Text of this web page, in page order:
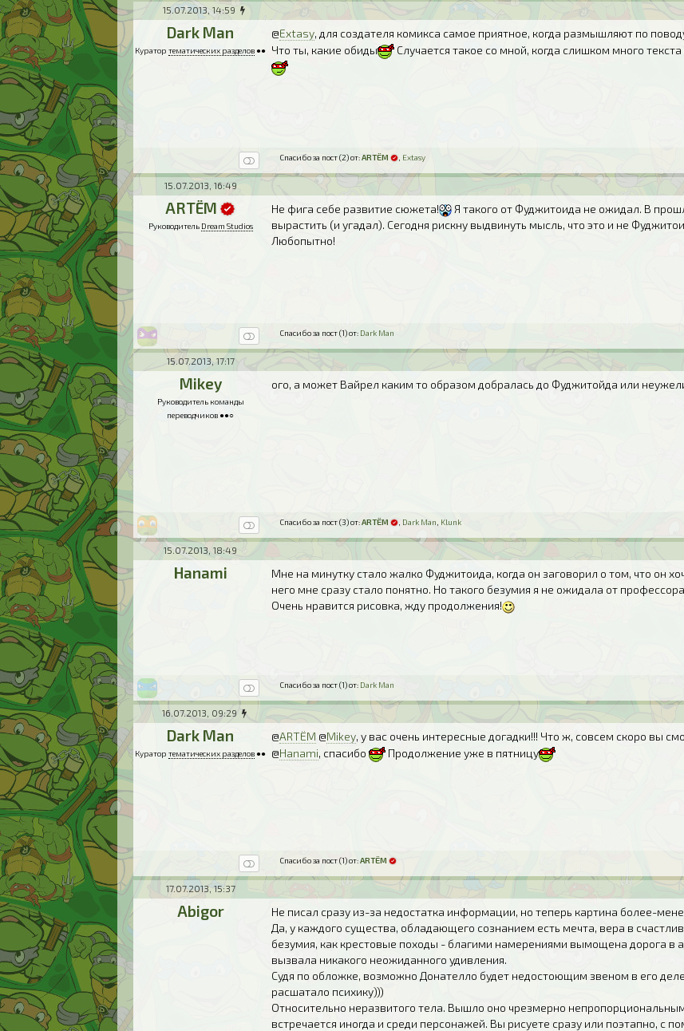
15.07.2013, 14:59
Dark Man
Куратортематических разделов ●●
@Extasy, для создателя комикса самое приятное, когда размышляют по
Что ты, какие обиды
Случается такое со мной, когда слишком много
Спасибо за пост (2) от:ARTЁM Extasy
15.07.2013, 16:49
ARTЁM
Руководитель Dream Studios
Не фига себе развитие сюжета!
Я такого от Фуджитоида не ожидал. В
вырастить (и угадал). Сегодня рискну выдвинуть мысль, что это и не
Любопытно!
Спасибо за пост (1) от: Dark Man
15.07.2013, 17:17
Mikey
Руководитель команды
переводчиков ●●○
ого, а может Вайрел каким то образом добралась до Фуджитойда или
Спасибо за пост (3) от:ARTЁM Dark Man Klunk
15.07.2013, 18:49
Hanami
Мне на минутку стало жалко Фуджитоида, когда он заговорил о том, что он
него мне сразу стало понятно. Но такого безумия я не ожидала от
Очень нравится рисовка, жду продолжения!
Спасибо за пост (1) от: Dark Man
16.07.2013, 09:29
Dark Man
Куратортематических разделов ●●
@ARTЁM @Mikey, у вас очень интересные догадки!!! Что ж, совсем скоро вы
@Hanami, спасибо Продолжение уже в пятницу
Спасибо за пост (1) от:ARTЁM
17.07.2013, 15:37
Abigor
Не писал сразу из-за недостатка информации, но теперь картина более-
Да, у каждого существа, обладающего сознанием есть мечта, вера в
безумия, как крестовые походы - благими намерениями вымощена дорога в
вызвала никакого неожиданного удивления.
Судя по обложке, возможно Донателло будет недостоющим звеном в его
расшатало психику)))
Относительно неразвитого тела. Вышло оно чрезмерно
встречается иногда и среди персонажей. Вы рисуете сразу или поэтапно, с